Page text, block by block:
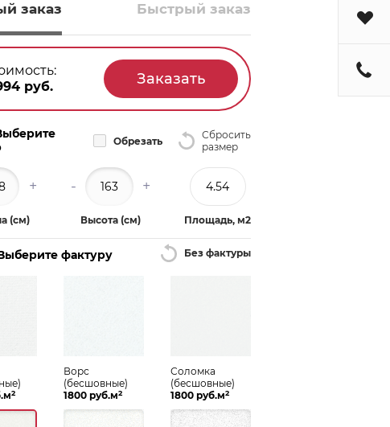
заказ Быстрый заказ
руб.
Обрезать
Сбросить
размер
+
(см)
- +
Высота (см) Площадь, м2
фактуру Без фактуры
2
Ворс
(бесшовные)
1800 руб.м2
Соломка
(бесшовные)
1800 руб.м2